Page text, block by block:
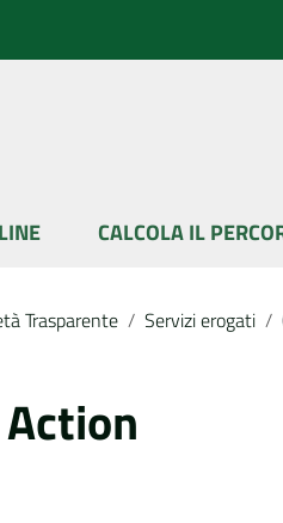
CALCOLA IL
Trasparente / Servizi erogati /